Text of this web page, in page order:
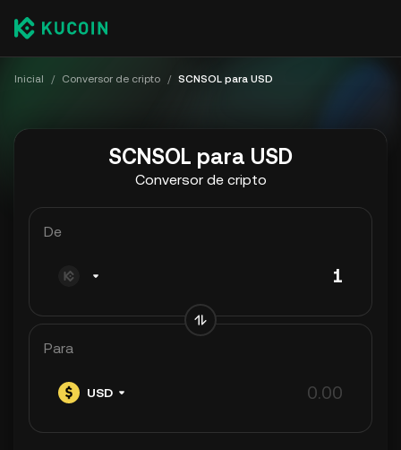
Inicial / Conversor de cripto / SCNSOL para USD
SCNSOL para USD
Conversor de cripto
De
Para
USD